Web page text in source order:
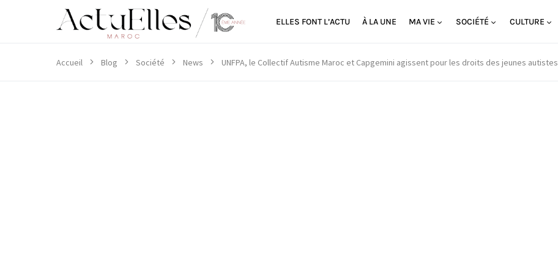
ELLES FONT L’ACTU À LA UNE MA VIE SOCIÉTÉ CULTURE
Accueil Blog Société News UNFPA, le Collectif Autisme Maroc et Capgemini agissent pour les droits des jeunes autistes